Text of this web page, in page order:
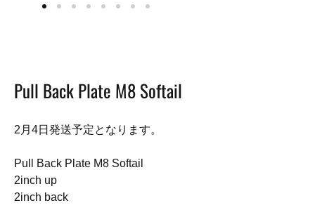
Pull Back Plate M8 Softail
2月4日発送予定となります。
Pull Back Plate M8 Softail
2inch up
2inch back